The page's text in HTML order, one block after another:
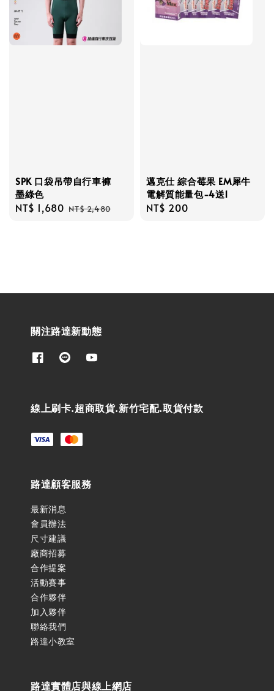
SPK 口袋吊帶自行車褲
墨綠色
Sale
NT$ 1,680 Regular
NT$ 2,480
邁克仕 綜合莓果 EM犀牛
電解質能量包-4送1
Regular
NT$ 200
關注路達新動態
線上刷卡.超商取貨.新竹宅配.取貨付款
路達顧客服務
最新消息
會員辦法
尺寸建議
廠商招募
合作提案
活動賽事
合作夥伴
加入夥伴
聯絡我們
路達小教室
路達實體店與線上網店